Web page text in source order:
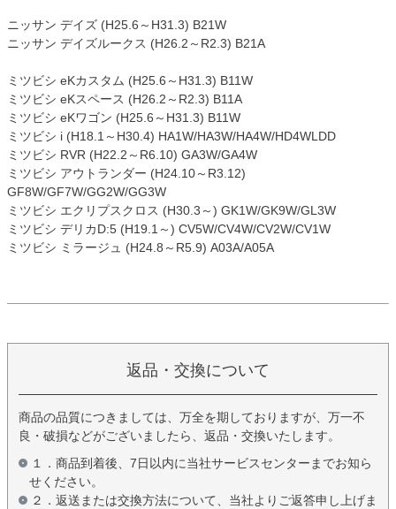
ニッサン デイズ (H25.6～H31.3) B21W
ニッサン デイズルークス (H26.2～R2.3) B21A
ミツビシ eKカスタム (H25.6～H31.3) B11W
ミツビシ eKスペース (H26.2～R2.3) B11A
ミツビシ eKワゴン (H25.6～H31.3) B11W
ミツビシ i (H18.1～H30.4) HA1W/HA3W/HA4W/HD4WLDD
ミツビシ RVR (H22.2～R6.10) GA3W/GA4W
ミツビシ アウトランダー (H24.10～R3.12)
GF8W/GF7W/GG2W/GG3W
ミツビシ エクリプスクロス (H30.3～) GK1W/GK9W/GL3W
ミツビシ デリカD:5 (H19.1～) CV5W/CV4W/CV2W/CV1W
ミツビシ ミラージュ (H24.8～R5.9) A03A/A05A
返品・交換について
商品の品質につきましては、万全を期しておりますが、万一不
良・破損などがございましたら、返品・交換いたします。
１．商品到着後、7日以内に当社サービスセンターまでお知ら
せください。
２．返送または交換方法について、当社よりご返答申し上げま